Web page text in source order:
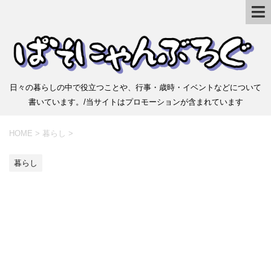
日々の暮らしの中で役立つことや、行事・歳時・イベントなどについて
書いています。/当サイトはプロモーションが含まれています
HOME > 暮らし >
暮らし